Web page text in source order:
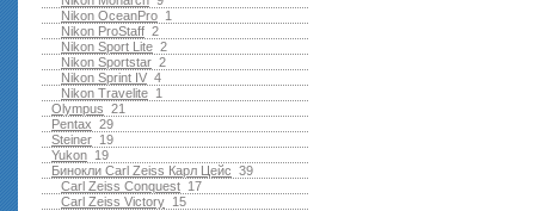
1
Nikon OceanPro
2
Nikon ProStaff
2
Nikon Sport Lite
2
Nikon Sportstar
4
Nikon Sprint IV
1
Nikon Travelite
21
Olympus
29
Pentax
19
Steiner
19
Yukon
39
Бинокли Carl Zeiss Карл Цейс
17
Carl Zeiss Conquest
15
Carl Zeiss Victory